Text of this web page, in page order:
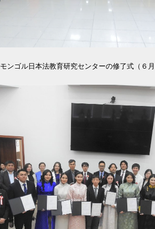
モンゴル日本法教育研究センターの修了式（６